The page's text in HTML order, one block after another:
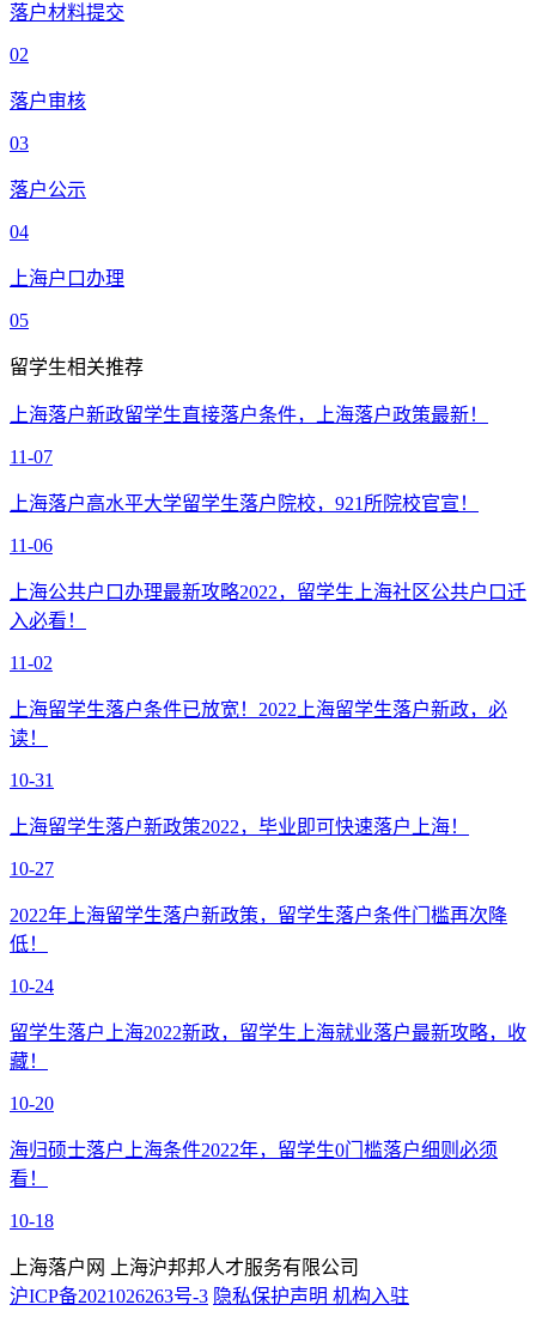
落户材料提交
02
落户审核
03
落户公示
04
上海户口办理
05
留学生相关推荐
上海落户新政留学生直接落户条件，上海落户政策最新！
11-07
上海落户高水平大学留学生落户院校，921所院校官宣！
11-06
上海公共户口办理最新攻略2022，留学生上海社区公共户口迁
入必看！
11-02
上海留学生落户条件已放宽！2022上海留学生落户新政，必
读！
10-31
上海留学生落户新政策2022，毕业即可快速落户上海！
10-27
2022年上海留学生落户新政策，留学生落户条件门槛再次降
低！
10-24
留学生落户上海2022新政，留学生上海就业落户最新攻略，收
藏！
10-20
海归硕士落户上海条件2022年，留学生0门槛落户细则必须
看！
10-18
上海落户网 上海沪邦邦人才服务有限公司
沪ICP备2021026263号-3 隐私保护声明 机构入驻